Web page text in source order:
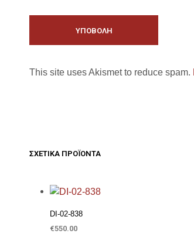
This site uses Akismet to reduce spam.
ΣΧΕΤΙΚΆ ΠΡΟΪΌΝΤΑ
DI-02-838
€550.00